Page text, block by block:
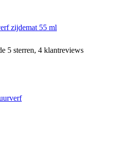
zijdemat 55 ml
5 sterren, 4 klantreviews